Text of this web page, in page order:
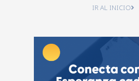
IR AL INICIO